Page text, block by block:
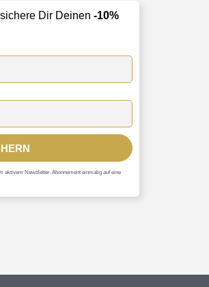
Dir Deinen -10%
aktivem Newsletter-Abonnement einmalig auf eine